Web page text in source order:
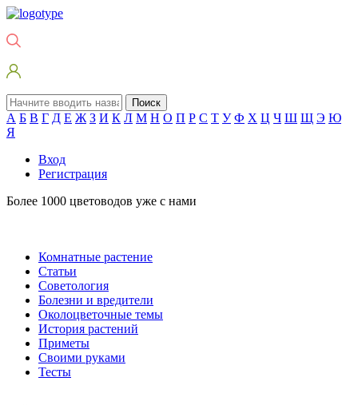
Поиск
А Б В Г Д Е Ж З И К Л М Н О П Р С Т У Ф Х Ц Ч Ш Щ Э Ю
Я
Вход
Регистрация
Более 1000 цветоводов уже с нами
Комнатные растение
Статьи
Советология
Болезни и вредители
Околоцветочные темы
История растений
Приметы
Своими руками
Тесты